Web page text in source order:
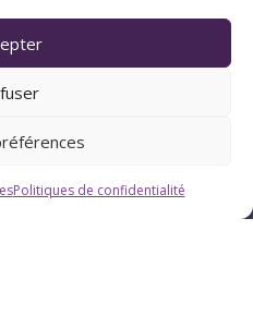
Politiques de confidentialité
: 9h-12h / 13h-18h
: 9h-12h